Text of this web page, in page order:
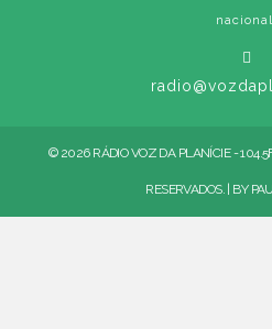
© 2026 RÁDIO VOZ DA PLANÍCIE -
RESERVADOS. | BY